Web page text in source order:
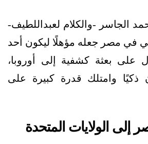
الجاسر -والكلام لعبداللطيف-
في مصر جعله مؤهلًا ليكون أحد
على بعثة كشفية إلى أوروبا،
ذكيًا وامتلك قدرة كبيرة على
الولايات المتحدة